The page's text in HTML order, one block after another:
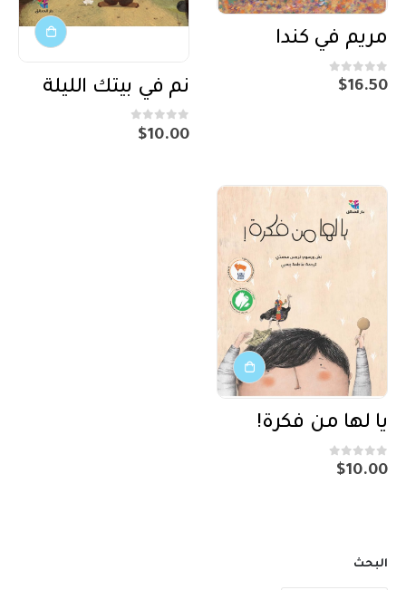
مريم في كندا
0
out of 5
$16.50 نم في بيتك الليلة
0
out of 5
$10.00
يا لها من فكرة!
0
out of 5
$10.00
البحث